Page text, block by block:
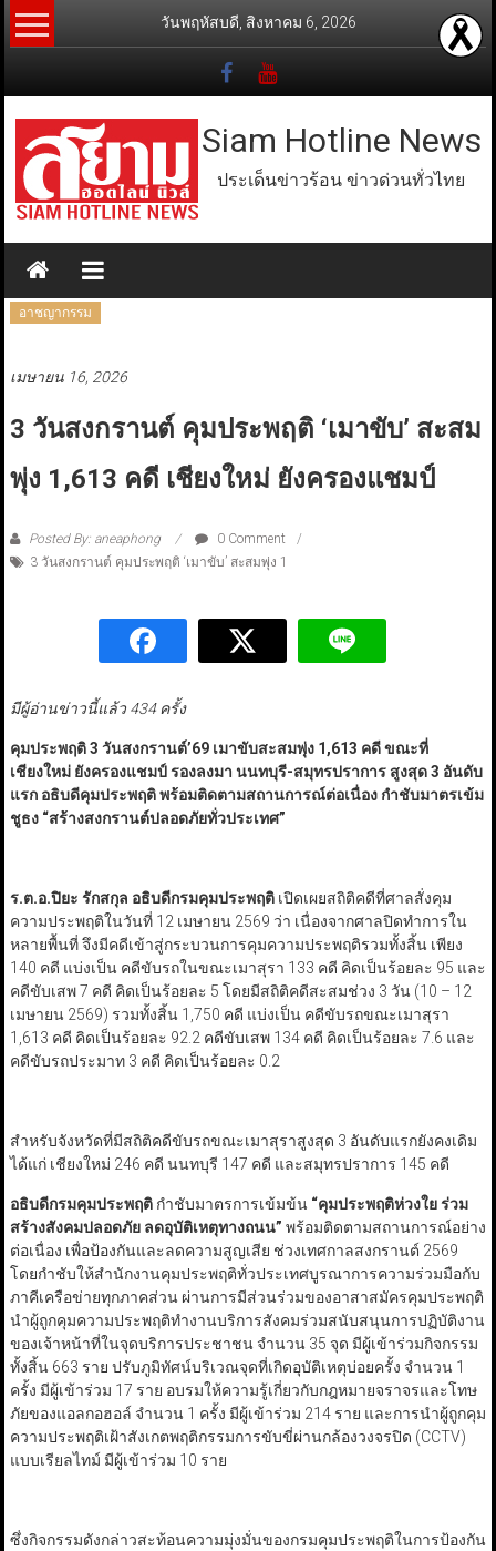
Skip
to
วันพฤหัสบดี, สิงหาคม 6, 2026
Siam Hotline News
ประเด็นข่าวร้อน ข่าวด่วนทั่วไทย
อาชญากรรม
เมษายน 16, 2026
3 วันสงกรานต์ คุมประพฤติ ‘เมาขับ’ สะสม
พุ่ง 1,613 คดี เชียงใหม่ ยังครองแชมป์
Posted By: aneaphong
0 Comment
3 วันสงกรานต์ คุมประพฤติ ‘เมาขับ’ สะสมพุ่ง 1
มีผู้อ่านข่าวนี้แล้ว 434 ครั้ง
คุมประพฤติ 3 วันสงกรานต์’69 เมาขับสะสมพุ่ง 1 ,613 คดี ขณะที่
เชียงใหม่ ยังครองแชมป์ รองลงมา นนทบุรี-สมุทรปราการ สูงสุด 3 อันดับ
แรก อธิบดีคุมประพฤติ พร้อมติดตามสถานการณ์ต่อเนื่อง กำชับมาตรเข้ม
ชูธง “สร้างสงกรานต์ปลอดภัยทั่วประเทศ”
ร.ต.อ.ปิยะ รักสกุล อธิบดีกรมคุมประพฤติเปิดเผยสถิติคดีที่ศาลสั่งคุม
ความประพฤติในวันที่ 12 เมษายน 2569 ว่า เนื่องจากศาลปิดทำการใน
หลายพื้นที่ จึงมีคดีเข้าสู่กระบวนการคุมความประพฤติรวมทั้งสิ้น เพียง
140 คดี แบ่งเป็น คดีขับรถในขณะเมาสุรา 133 คดี คิดเป็นร้อยละ 95 และ
คดีขับเสพ 7 คดี คิดเป็นร้อยละ 5 โดยมีสถิติคดีสะสมช่วง 3 วัน (10 – 12
เมษายน 2569) รวมทั้งสิ้น 1,750 คดี แบ่งเป็น คดีขับรถขณะเมาสุรา
1,613 คดี คิดเป็นร้อยละ 92.2 คดีขับเสพ 134 คดี คิดเป็นร้อยละ 7.6 และ
คดีขับรถประมาท 3 คดี คิดเป็นร้อยละ 0.2
สำหรับจังหวัดที่มีสถิติคดีขับรถขณะเมาสุราสูงสุด 3 อันดับแรกยังคงเดิม
ได้แก่ เชียงใหม่ 246 คดี นนทบุรี 147 คดี และสมุทรปราการ 145 คดี
อธิบดีกรมคุมประพฤติกำชับมาตรการเข้มข้น “คุมประพฤติห่วงใย ร่วม
สร้างสังคมปลอดภัย ลดอุบัติเหตุทางถนน” พร้อมติดตามสถานการณ์อย่าง
ต่อเนื่อง เพื่อป้องกันและลดความสูญเสีย ช่วงเทศกาลสงกรานต์ 2569
โดยกำชับให้สำนักงานคุมประพฤติทั่วประเทศบูรณาการความร่วมมือกับ
ภาคีเครือข่ายทุกภาคส่วน ผ่านการมีส่วนร่วมของอาสาสมัครคุมประพฤติ
นำผู้ถูกคุมความประพฤติทำงานบริการสังคมร่วมสนับสนุนการปฏิบัติงาน
ของเจ้าหน้าที่ในจุดบริการประชาชน จำนวน 35 จุด มีผู้เข้าร่วมกิจกรรม
ทั้งสิ้น 663 ราย ปรับภูมิทัศน์บริเวณจุดที่เกิดอุบัติเหตุบ่อยครั้ง จำนวน 1
ครั้ง มีผู้เข้าร่วม 17 ราย อบรมให้ความรู้เกี่ยวกับกฎหมายจราจรและโทษ
ภัยของแอลกอฮอล์ จำนวน 1 ครั้ง มีผู้เข้าร่วม 214 ราย และการนำผู้ถูกคุม
ความประพฤติเฝ้าสังเกตพฤติกรรมการขับขี่ผ่านกล้องวงจรปิด (CCTV)
แบบเรียลไทม์ มีผู้เข้าร่วม 10 ราย
ซึ่งกิจกรรมดังกล่าวสะท้อนความมุ่งมั่นของกรมคุมประพฤติในการป้องกัน